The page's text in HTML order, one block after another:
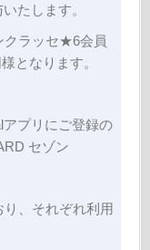
たします。
クラッセ★6会員
となります。
プリにご登録の
セゾン
、それぞれ利用